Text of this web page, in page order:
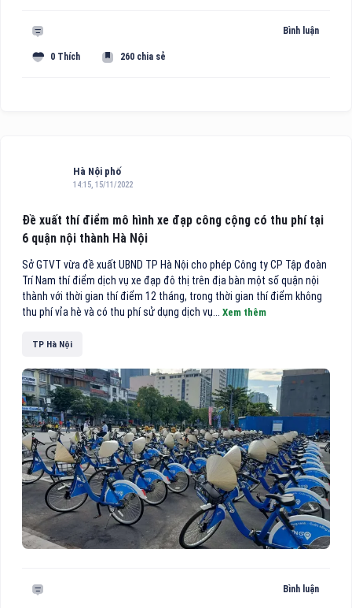
Bình luận
0 Thích 260 chia sẻ
Hà Nội phố
14:15, 15/11/2022
Đề xuất thí điểm mô hình xe đạp công cộng có thu phí tại
6 quận nội thành Hà Nội
Sở GTVT vừa đề xuất UBND TP Hà Nội cho phép Công ty CP Tập đoàn
Trí Nam thí điểm dịch vụ xe đạp đô thị trên địa bàn một số quận nội
thành với thời gian thí điểm 12 tháng, trong thời gian thí điểm không
thu phí vỉa hè và có thu phí sử dụng dịch vụ... Xem thêm
TP Hà Nội
Bình luận